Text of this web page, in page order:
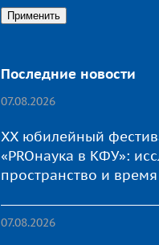
Последние новости
07.08.2026
XX юбилейный
«PROнаука в КФУ»:
пространство и время
07.08.2026